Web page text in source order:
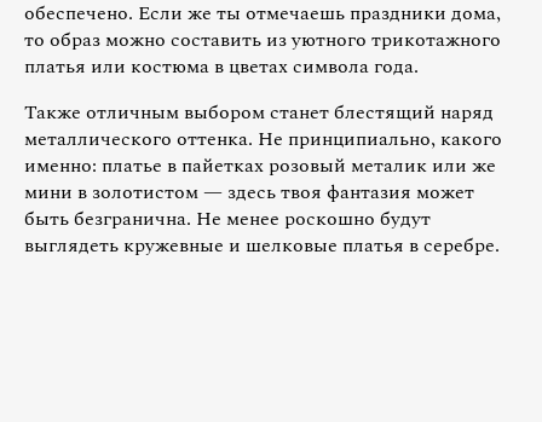
обеспечено. Если же ты отмечаешь праздники дома,
то образ можно составить из уютного трикотажного
платья или костюма в цветах символа года.
Также отличным выбором станет блестящий наряд
металлического оттенка. Не принципиально, какого
именно: платье в пайетках розовый металик или же
мини в золотистом — здесь твоя фантазия может
быть безгранична. Не менее роскошно будут
выглядеть кружевные и шелковые платья в серебре.